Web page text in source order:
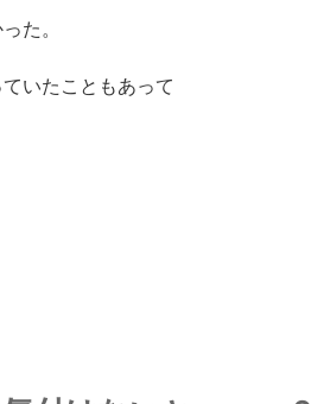
た。
いたこともあって